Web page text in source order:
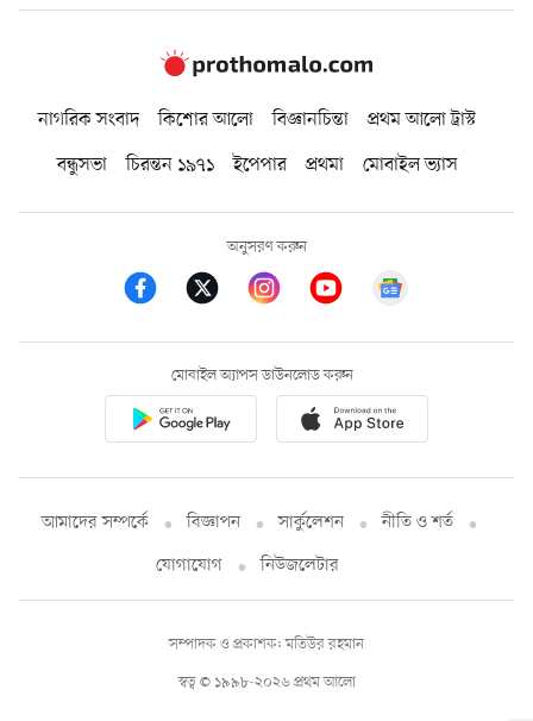
নাগরিক সংবাদ কিশোর আলো বিজ্ঞানচিন্তা
প্রথম আলো ট্রাস্ট
বন্ধুসভা
চিরন্তন ১৯৭১ ইপেপার প্রথমা মোবাইল ভ্যাস
অনুসরণ করুন
মোবাইল অ্যাপস ডাউনলোড করুন
আমাদের সম্পর্কে বিজ্ঞাপন সার্কুলেশন
নীতি ও শর্ত
যোগাযোগ
নিউজলেটার
স্বত্ব © ১৯৯৮-২০২৬ প্রথম আলো
সম্পাদক ও প্রকাশক: মতিউর রহমান